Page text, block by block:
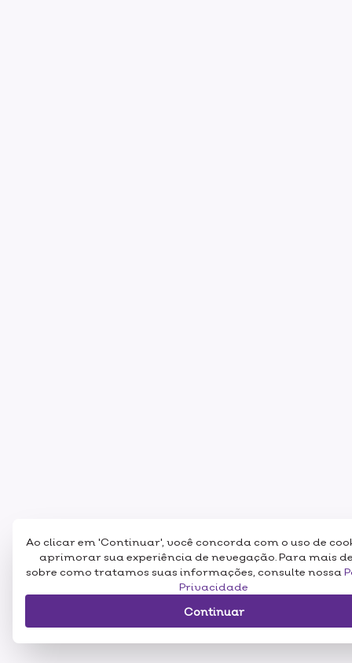
Ao clicar em 'Continuar', você concorda com o uso de
aprimorar sua experiência de nevegação. Para mais
sobre como tratamos suas informações, consulte nossa
Privacidade
Continuar